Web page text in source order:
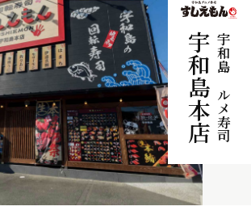
宇和島グルメ寿司
宇和島本店